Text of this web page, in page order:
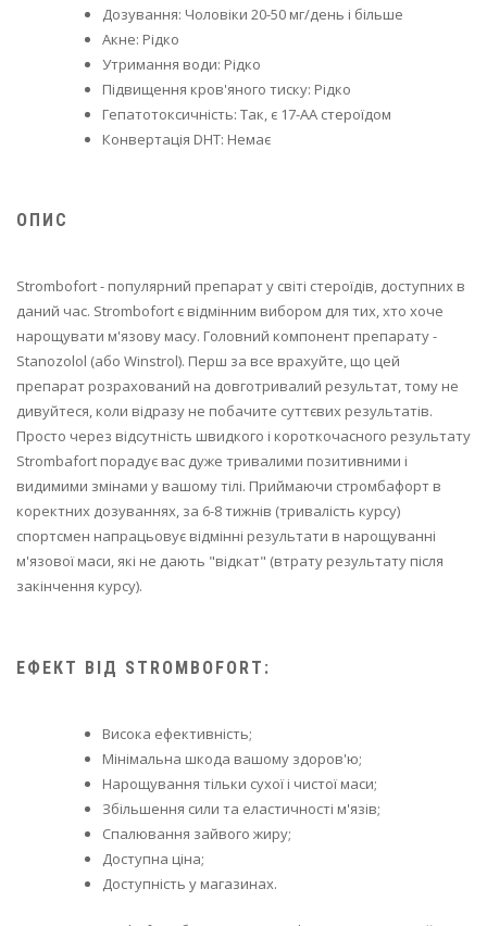
Дозування: Чоловіки 20-50 мг/день і більше
Акне: Рідко
Утримання води: Рідко
Підвищення кров'яного тиску: Рідко
Гепатотоксичність: Так, є 17-АА стероїдом
Конвертація DHT: Немає
ОПИС
Strombofort - популярний препарат у світі стероїдів, доступних в
даний час. Strombofort є відмінним вибором для тих, хто хоче
нарощувати м'язову масу. Головний компонент препарату -
Stanozolol (або Winstrol). Перш за все врахуйте, що цей
препарат розрахований на довготривалий результат, тому не
дивуйтеся, коли відразу не побачите суттєвих результатів.
Просто через відсутність швидкого і короткочасного результату
Strombafort порадує вас дуже тривалими позитивними і
видимими змінами у вашому тілі. Приймаючи стромбафорт в
коректних дозуваннях, за 6-8 тижнів (тривалість курсу)
спортсмен напрацьовує відмінні результати в нарощуванні
м'язової маси, які не дають "відкат" (втрату результату після
закінчення курсу).
ЕФЕКТ ВІД STROMBOFORT:
Висока ефективність;
Мінімальна шкода вашому здоров'ю;
Нарощування тільки сухої і чистої маси;
Збільшення сили та еластичності м'язів;
Спалювання зайвого жиру;
Доступна ціна;
Доступність у магазинах.